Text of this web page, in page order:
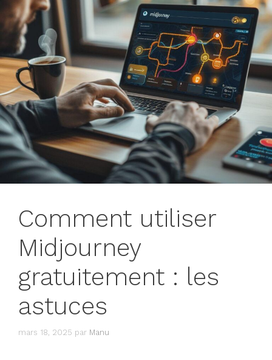
Comment utiliser
Midjourney
gratuitement : les
astuces
mars 18, 2025 par Manu